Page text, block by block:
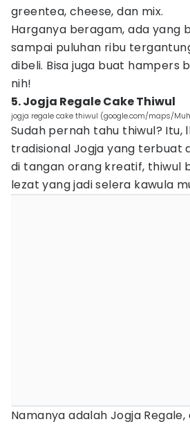
greentea, cheese, dan mix.
Harganya beragam, ada yang
sampai puluhan ribu
dibeli. Bisa juga buat hampers
nih!
5. Jogja Regale Cake Thiwul
jogja regale cake thiwul (google.com/maps/
Sudah pernah tahu thiwul? Itu,
tradisional Jogja yang terbuat
di tangan orang kreatif, thiwul
lezat yang jadi selera kawula
Namanya adalah Jogja